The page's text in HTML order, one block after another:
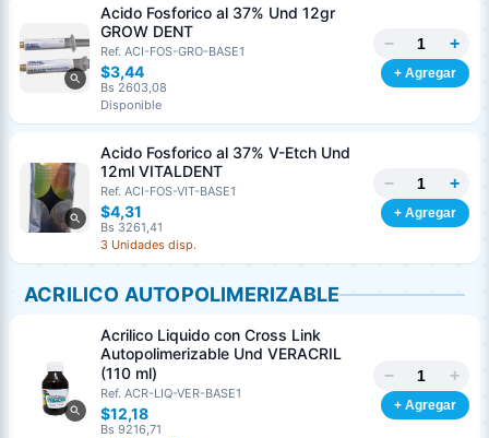
Acido Fosforico al 37% Und 12gr
GROW DENT
Ref. ACI-FOS-GRO-BASE1
$3,44
Bs 2603,08
Disponible
− +
+ Agregar
Acido Fosforico al 37% V-Etch Und
12ml VITALDENT
Ref. ACI-FOS-VIT-BASE1
$4,31
Bs 3261,41
3 Unidades disp.
− +
+ Agregar
ACRILICO AUTOPOLIMERIZABLE
Acrilico Liquido con Cross Link
Autopolimerizable Und VERACRIL
(110 ml)
Ref. ACR-LIQ-VER-BASE1
$12,18
Bs 9216,71
− +
+ Agregar